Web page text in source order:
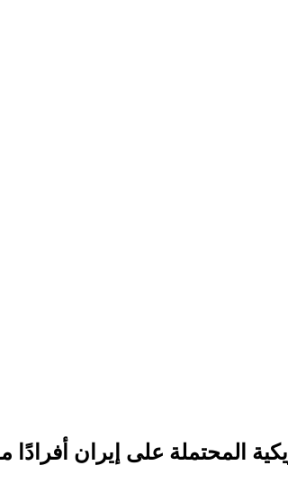
المحتملة على إيران أفرادًا